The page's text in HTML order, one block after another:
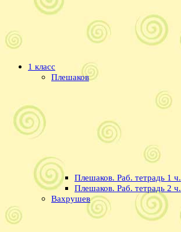
1 класс
Плешаков
Плешаков. Раб. тетрадь 1 ч.
Плешаков. Раб. тетрадь 2 ч.
Вахрушев